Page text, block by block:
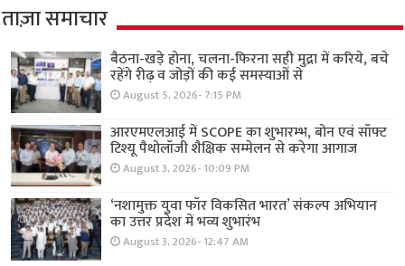
ताज़ा समाचार
बैठना-खड़े होना, चलना-फिरना सही मुद्रा में करिये, बचे
रहेंगे रीढ़ व जोड़ों की कई समस्याओं से
August 5, 2026- 7:15 PM
आरएमएलआई में SCOPE का शुभारम्भ, बोन एवं सॉफ्ट
टिश्यू पैथोलॉजी शैक्षिक सम्मेलन से करेगा आगाज
August 3, 2026- 10:09 PM
‘नशामुक्त युवा फॉर विकसित भारत’ संकल्प अभियान
का उत्तर प्रदेश में भव्य शुभारंभ
August 3, 2026- 12:47 AM